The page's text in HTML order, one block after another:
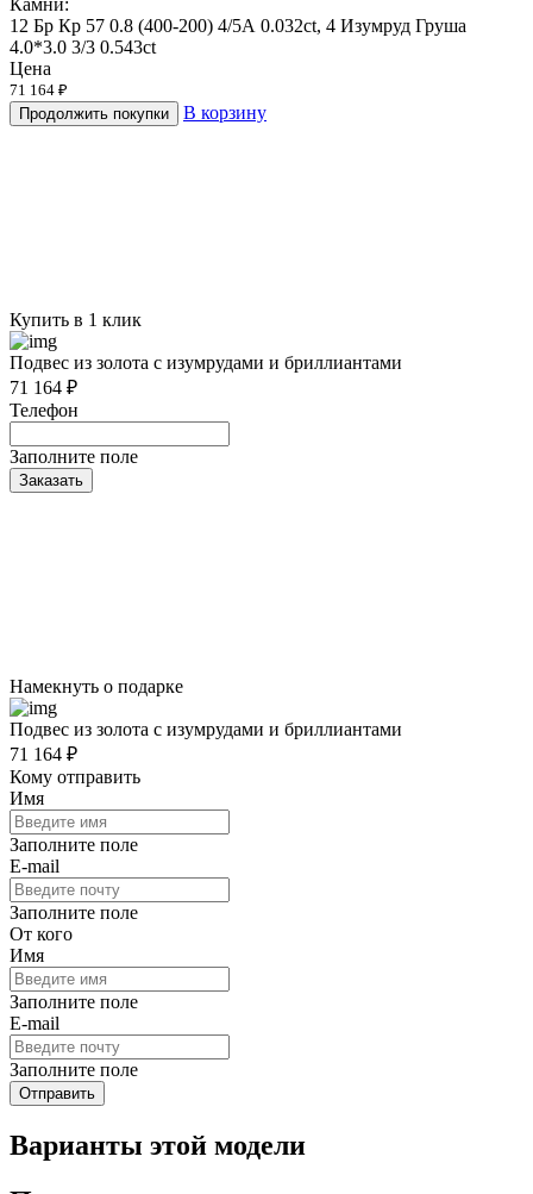
12 Бр Кр 57 0.8 (400-200) 4/5А 0.032ct, 4 Изумруд Груша
4.0*3.0 3/3 0.543ct
Цена
71 164 ₽
Продолжить покупки
В корзину
Купить в 1 клик
Подвес из золота с изумрудами и бриллиантами
71 164 ₽
Телефон
Заполните поле
Заказать
Намекнуть о подарке
Подвес из золота с изумрудами и бриллиантами
71 164 ₽
Кому отправить
Имя
Заполните поле
E-mail
Заполните поле
От кого
Имя
Заполните поле
E-mail
Заполните поле
Отправить
Варианты этой модели